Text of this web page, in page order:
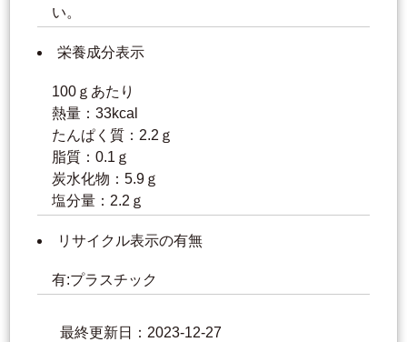
い。
栄養成分表示
100ｇあたり
熱量：33kcal
たんぱく質：2.2ｇ
脂質：0.1ｇ
炭水化物：5.9ｇ
塩分量：2.2ｇ
リサイクル表示の有無
有:プラスチック
最終更新日：2023-12-27